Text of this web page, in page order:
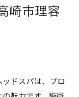
崎市理容
ドスパは、プロ